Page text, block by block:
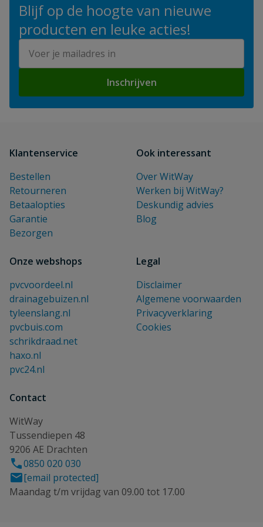
Blijf op de hoogte van nieuwe
producten en leuke acties!
Inschrijven
Klantenservice
Bestellen
Retourneren
Betaalopties
Garantie
Bezorgen
Ook interessant
Over WitWay
Werken bij WitWay?
Deskundig advies
Blog
Onze webshops
pvcvoordeel.nl
drainagebuizen.nl
tyleenslang.nl
pvcbuis.com
schrikdraad.net
haxo.nl
pvc24.nl
Legal
Disclaimer
Algemene voorwaarden
Privacyverklaring
Cookies
Contact
WitWay
Tussendiepen 48
9206 AE Drachten
0850 020 030
[email protected]
Maandag t/m vrijdag van 09.00 tot 17.00